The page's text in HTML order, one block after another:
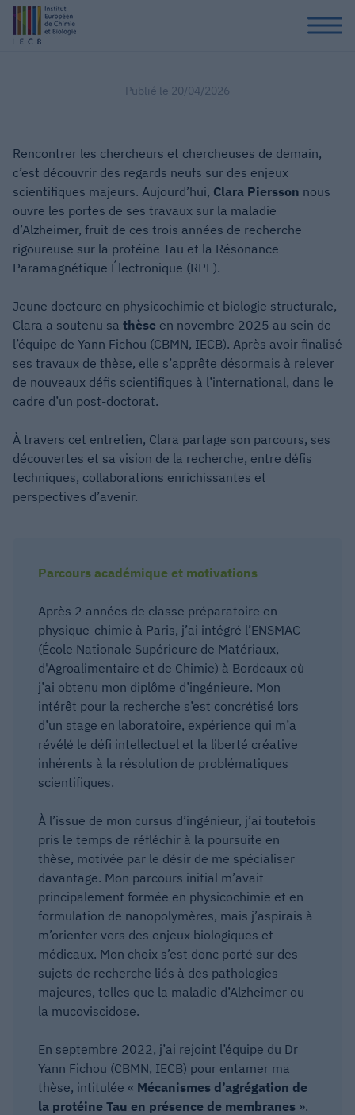
Publié le 20/04/2026
Rencontrer les chercheurs et chercheuses de demain,
c’est découvrir des regards neufs sur des enjeux
scientifiques majeurs. Aujourd’hui, Clara Piersson nous
ouvre les portes de ses travaux sur la maladie
d’Alzheimer, fruit de ces trois années de recherche
rigoureuse sur la protéine Tau et la Résonance
Paramagnétique Électronique (RPE).
Jeune docteure en physicochimie et biologie structurale,
Clara a soutenu sa thèse en novembre 2025 au sein de
l’équipe de Yann Fichou (CBMN, IECB). Après avoir finalisé
ses travaux de thèse, elle s’apprête désormais à relever
de nouveaux défis scientifiques à l’international, dans le
cadre d’un post-doctorat.
À travers cet entretien, Clara partage son parcours, ses
découvertes et sa vision de la recherche, entre défis
techniques, collaborations enrichissantes et
perspectives d’avenir.
Parcours académique et motivations
Après 2 années de classe préparatoire en
physique-chimie à Paris, j’ai intégré l’ENSMAC
(École Nationale Supérieure de Matériaux,
d'Agroalimentaire et de Chimie) à Bordeaux où
j’ai obtenu mon diplôme d’ingénieure. Mon
intérêt pour la recherche s’est concrétisé lors
d’un stage en laboratoire, expérience qui m’a
révélé le défi intellectuel et la liberté créative
inhérents à la résolution de problématiques
scientifiques.
À l’issue de mon cursus d’ingénieur, j’ai toutefois
pris le temps de réfléchir à la poursuite en
thèse, motivée par le désir de me spécialiser
davantage. Mon parcours initial m’avait
principalement formée en physicochimie et en
formulation de nanopolymères, mais j’aspirais à
m’orienter vers des enjeux biologiques et
médicaux. Mon choix s’est donc porté sur des
sujets de recherche liés à des pathologies
majeures, telles que la maladie d’Alzheimer ou
la mucoviscidose.
En septembre 2022, j’ai rejoint l’équipe du Dr
Yann Fichou (CBMN, IECB) pour entamer ma
thèse, intitulée « Mécanismes d’agrégation de
la protéine Tau en présence de membranes ».